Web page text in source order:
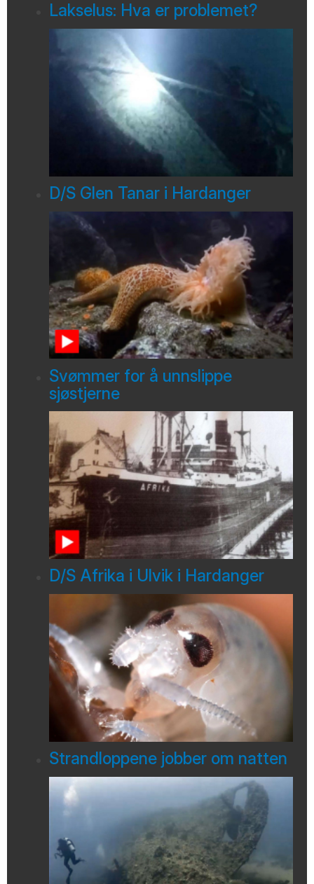
Lakselus: Hva er problemet?
D/S Glen Tanar i Hardanger
Svømmer for å unnslippe
sjøstjerne
D/S Afrika i Ulvik i Hardanger
Strandloppene jobber om natten